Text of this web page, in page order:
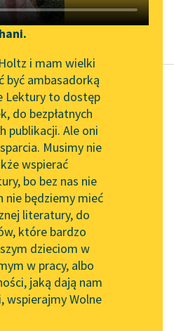
Zgłoś brak utworu
Narzędzia
Mapa Wolnych Lektur
Leśmianator
Przewodnik dla piszących i
czytających
API
OAI-PMH
Widget Wolnych Lektur
Przypisy
i mam wielki
być ambasadorką
Lektury to dostęp
do bezpłatnych
publikacji. Ale oni
Musimy nie
wspierać
bo bez nas nie
nie będziemy mieć
literatury, do
które bardzo
dzieciom w
w pracy, albo
jaką dają nam
wspierajmy Wolne
Marcel Proust
W stronę Swanna
Tymczasem wyszliśmy
z kościoła i
przechodziliśmy koło
niego. Był zbyt dobrze
wychowany, aby
odwrócić głowę...
Czytaj więcej